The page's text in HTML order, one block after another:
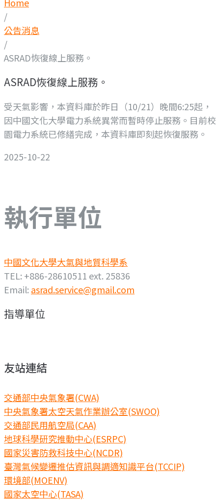
/
公告消息
/
ASRAD恢復線上服務。
ASRAD恢復線上服務。
受天氣影響，本資料庫於昨日（10/21）晚間6:25起，
因中國文化大學電力系統異常而暫時停止服務。目前校
園電力系統已修繕完成，本資料庫即刻起恢復服務。
2025-10-22
執行單位
中國文化大學大氣與地質科學系
TEL: +886-28610511 ext. 25836
Email: asrad.service@gmail.com
指導單位
友站連結
交通部中央氣象署(CWA)
中央氣象署太空天氣作業辦公室(SWOO)
交通部民用航空局(CAA)
地球科學研究推動中心(ESRPC)
國家災害防救科技中心(NCDR)
臺灣氣候變遷推估資訊與調適知識平台(TCCIP)
環境部(MOENV)
國家太空中心(TASA)